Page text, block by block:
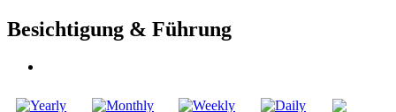
Besichtigung & Führung